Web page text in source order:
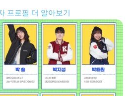
프로필 더 알아보기